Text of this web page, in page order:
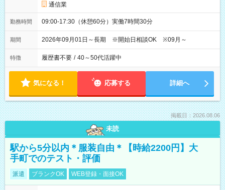
通信業
勤務時間 09:00-17:30（休憩60分）実働7時間30分
期間 2026年09月01日～長期 ※開始日相談OK ※09月～
特徴 履歴書不要 / 40～50代活躍中
気になる！ 応募する 詳細へ
掲載日：2026.08.06
未読
駅から5分以内＊服装自由＊【時給2200円】大
手町でのテスト・評価
派遣 ブランクOK WEB登録・面接OK